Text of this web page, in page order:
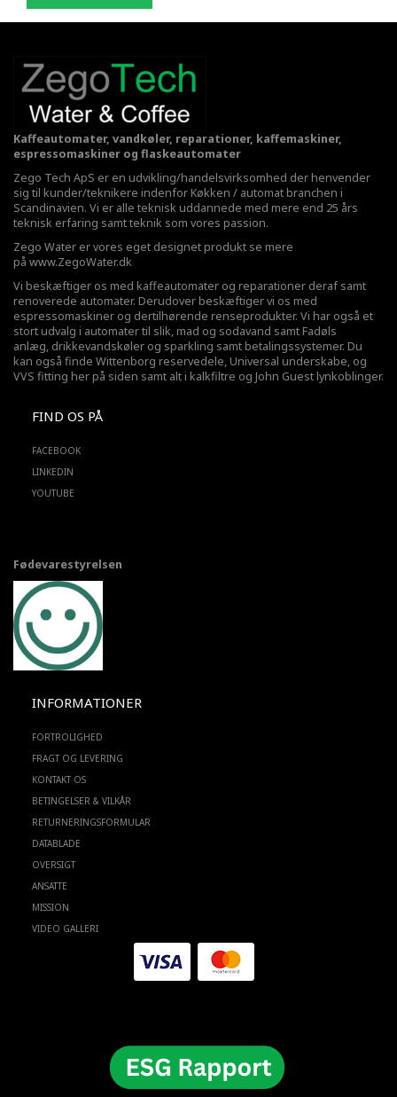
Kaffeautomater, vandkøler, reparationer, kaffemaskiner,
espressomaskiner og flaskeautomater
Zego Tech ApS er en udvikling/handelsvirksomhed der henvender
sig til kunder/teknikere indenfor Køkken / automat branchen i
Scandinavien. Vi er alle teknisk uddannede med mere end 25 års
teknisk erfaring samt teknik som vores passion.
Zego Water er vores eget designet produkt se mere
på www.ZegoWater.dk
Vi beskæftiger os med kaffeautomater og reparationer deraf samt
renoverede automater. Derudover beskæftiger vi os med
espressomaskiner og dertilhørende renseprodukter. Vi har også et
stort udvalg i automater til slik, mad og sodavand samt Fadøls
anlæg, drikkevandskøler og sparkling samt betalingssystemer. Du
kan også finde Wittenborg reservedele, Universal underskabe, og
VVS fitting her på siden samt alt i kalkfiltre og John Guest lynkoblinger.
FIND OS PÅ
FACEBOOK
LINKEDIN
YOUTUBE
Fødevarestyrelsen
INFORMATIONER
FORTROLIGHED
FRAGT OG LEVERING
KONTAKT OS
BETINGELSER & VILKÅR
RETURNERINGSFORMULAR
DATABLADE
OVERSIGT
ANSATTE
MISSION
VIDEO GALLERI